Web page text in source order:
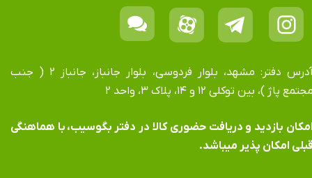
آدرس دفتر: مشهد، بلوار فردوسی، بلوار جانباز، جانباز ۲ ( جنب
پاژ )، بین توکلی ۱۲ و ۱۴، پلاک ۳، واحد ۲
بازدید و دریافت حضوری کالا در دفتر بگوسیب، با هماهنگی
امکان پذیر میباشد.